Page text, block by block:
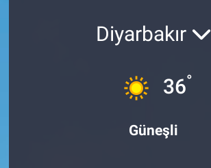
Diyarbakır
36°
Güneşli
Pankobirlik
Yetiştirici Soruyor